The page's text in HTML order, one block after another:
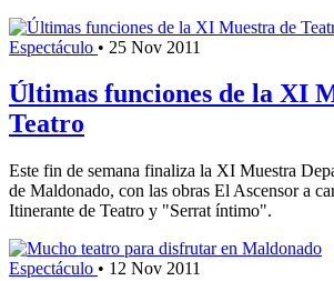
Espectáculo • 25 Nov 2011
Últimas funciones de la XI
Teatro
Este fin de semana finaliza la XI Muestra
de Maldonado, con las obras El Ascensor a
Itinerante de Teatro y "Serrat íntimo".
Espectáculo • 12 Nov 2011